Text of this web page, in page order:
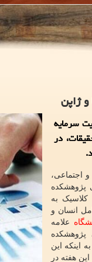
ژاپن
سرمایه
در تحقیقات، در
اجتماعی،
پژوهشکده
به
انسان و
علامه
پژوهشکده
اینکه این
هفته در